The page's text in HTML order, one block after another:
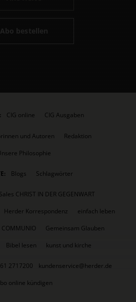
Abo bestellen
CIG online CIG Ausgaben
und Autoren
Redaktion
Philosophie
Blogs Schlagwörter
CHRIST IN DER GEGENWART
Herder Korrespondenz
einfach leben
COMMUNIO
Gemeinsam Glauben
Bibel lesen kunst und kirche
2717200
kundenservice@herder.de
online kündigen